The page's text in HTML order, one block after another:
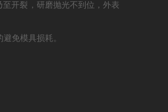
开裂，研磨抛光不到位，外表
免模具损耗。